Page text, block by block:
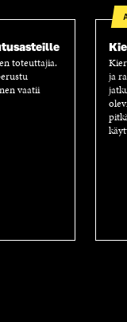
toteuttajia.
vaatii
ja